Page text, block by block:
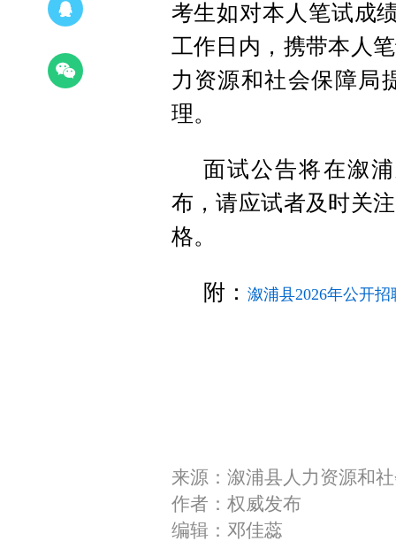
考生如对本人笔试成
工作日内，携带本人
力资源和社会保障局
理。
面试公告将在溆
布，请应试者及时关
格。
附： 溆浦县2026年公开
来源：溆浦县人力资源和
作者：权威发布
编辑：邓佳蕊